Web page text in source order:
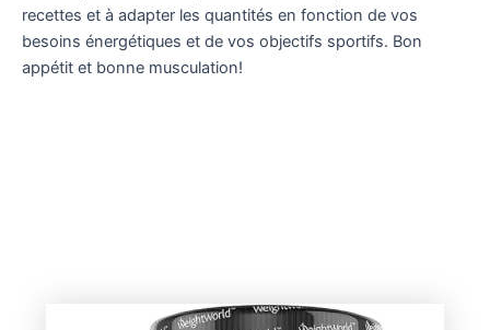
recettes et à adapter les quantités en fonction de vos
besoins énergétiques et de vos objectifs sportifs. Bon
appétit et bonne musculation!